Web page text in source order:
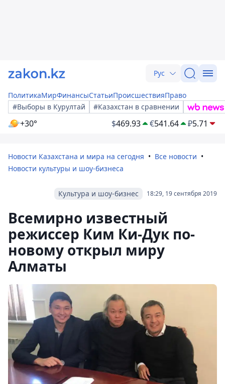
Рус
ПолитикаМирФинансыСтатьиПроисшествияПраво
#Выборы в Курултай
#Казахстан в сравнении
+30° $469.93 €541.64 ₽5.71
Новости Казахстана и мира на сегодня
Все новости
Новости культуры и шоу-бизнеса
18:29, 19 сентября 2019
Культура и шоу-бизнес
Всемирно известный
режиссер Ким Ки-Дук по-
новому открыл миру
Алматы